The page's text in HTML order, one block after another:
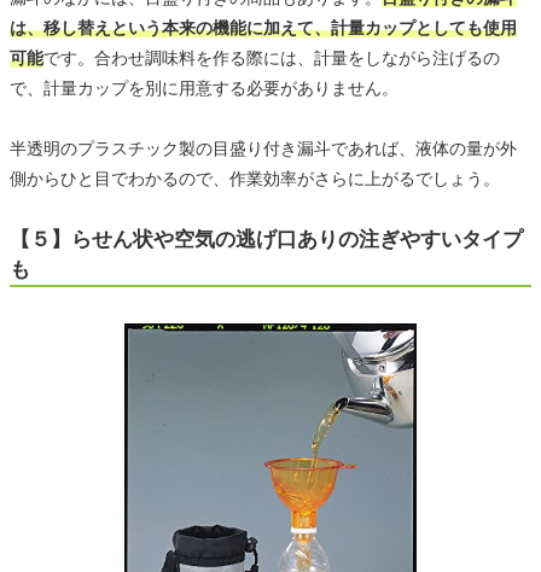
は、移し替えという本来の機能に加えて、計量カップとしても使用
可能です。合わせ調味料を作る際には、計量をしながら注げるの
で、計量カップを別に用意する必要がありません。
半透明のプラスチック製の目盛り付き漏斗であれば、液体の量が外
側からひと目でわかるので、作業効率がさらに上がるでしょう。
【５】らせん状や空気の逃げ口ありの注ぎやすいタイプ
も